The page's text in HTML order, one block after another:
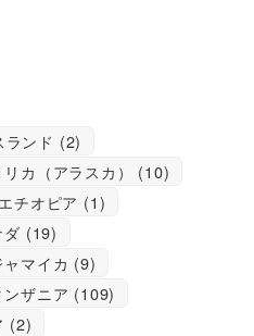
ランド (2)
カ（アラスカ）
(10)
エチオピア (1)
ダ (19)
ャマイカ (9)
ンザニア (109)
(2)